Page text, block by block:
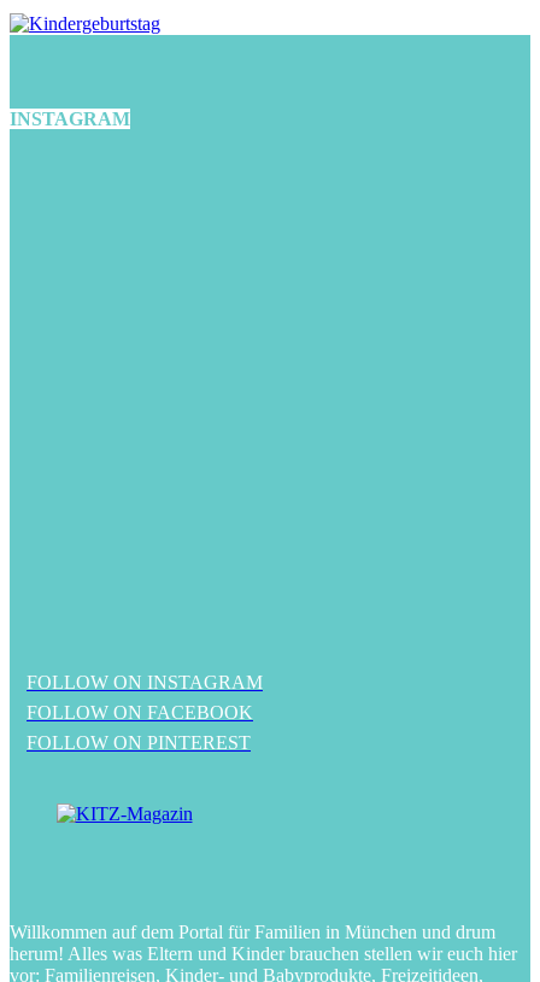
INSTAGRAM
FOLLOW ON INSTAGRAM
FOLLOW ON FACEBOOK
FOLLOW ON PINTEREST
Willkommen auf dem Portal für Familien in München und drum
herum! Alles was Eltern und Kinder brauchen stellen wir euch hier
vor: Familienreisen, Kinder- und Babyprodukte, Freizeitideen,